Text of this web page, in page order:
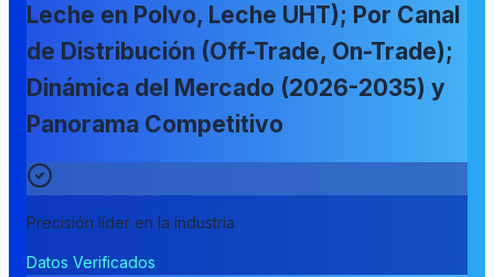
Leche en Polvo, Leche UHT); Por Canal
de Distribución (Off-Trade, On-Trade);
Dinámica del Mercado (2026-2035) y
Panorama Competitivo
Precisión líder en la industria
Datos Verificados